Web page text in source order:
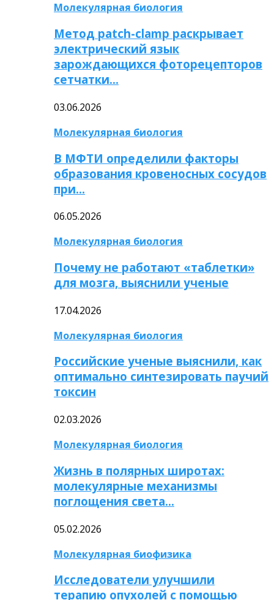
Молекулярная биология
Метод patch-clamp раскрывает
электрический язык
зарождающихся фоторецепторов
сетчатки…
03.06.2026
Молекулярная биология
В МФТИ определили факторы
образования кровеносных сосудов
при…
06.05.2026
Молекулярная биология
Почему не работают «таблетки»
для мозга, выяснили ученые
17.04.2026
Молекулярная биология
Российские ученые выяснили, как
оптимально синтезировать паучий
токсин
02.03.2026
Молекулярная биология
Жизнь в полярных широтах:
молекулярные механизмы
поглощения света…
05.02.2026
Молекулярная биофизика
Исследователи улучшили
терапию опухолей с помощью